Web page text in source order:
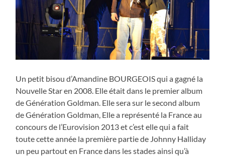
Un petit bisou d’Amandine BOURGEOIS qui a gagné la
Nouvelle Star en 2008. Elle était dans le premier album
de Génération Goldman. Elle sera sur le second album
de Génération Goldman, Elle a représenté la France au
concours de l’Eurovision 2013 et c’est elle qui a fait
toute cette année la première partie de Johnny Halliday
un peu partout en France dans les stades ainsi qu’à